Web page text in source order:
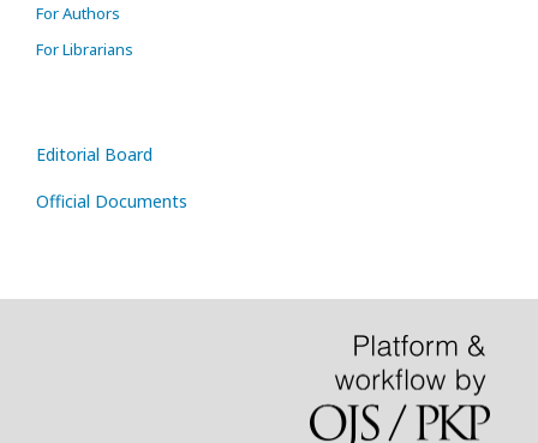
For Authors
For Librarians
Editorial Board
Official Documents